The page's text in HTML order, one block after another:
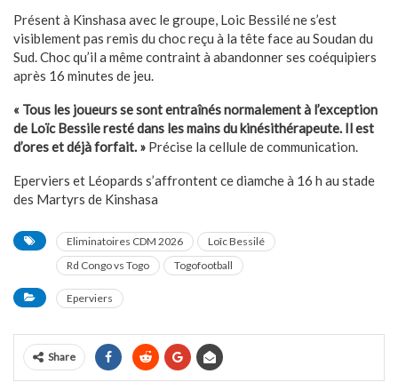
Présent à Kinshasa avec le groupe, Loic Bessilé ne s’est
visiblement pas remis du choc reçu à la tête face au Soudan du
Sud. Choc qu’il a même contraint à abandonner ses coéquipiers
après 16 minutes de jeu.
« Tous les joueurs se sont entraînés normalement à l’exception
de Loïc Bessile resté dans les mains du kinésithérapeute. Il est
d’ores et déjà forfait. » Précise la cellule de communication.
Eperviers et Léopards s’affrontent ce diamche à 16 h au stade
des Martyrs de Kinshasa
Eliminatoires CDM 2026
Loîc Bessilé
Rd Congo vs Togo
Togofootball
Eperviers
Share